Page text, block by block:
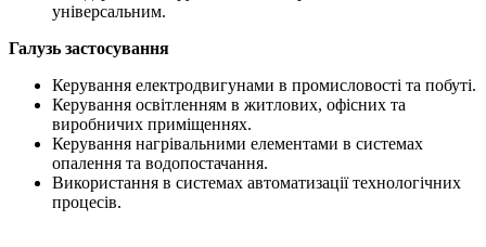
універсальним.
Галузь застосування
Керування електродвигунами в промисловості та побуті.
Керування освітленням в житлових, офісних та
виробничих приміщеннях.
Керування нагрівальними елементами в системах
опалення та водопостачання.
Використання в системах автоматизації технологічних
процесів.